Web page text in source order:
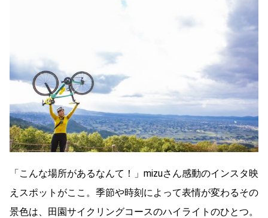
「こんな場所があるなんて！」mizuさん感動のインスタ映
えスポットがここ。季節や時刻によって表情が変わるその
景色は、田園サイクリングコースのハイライトのひとつ。